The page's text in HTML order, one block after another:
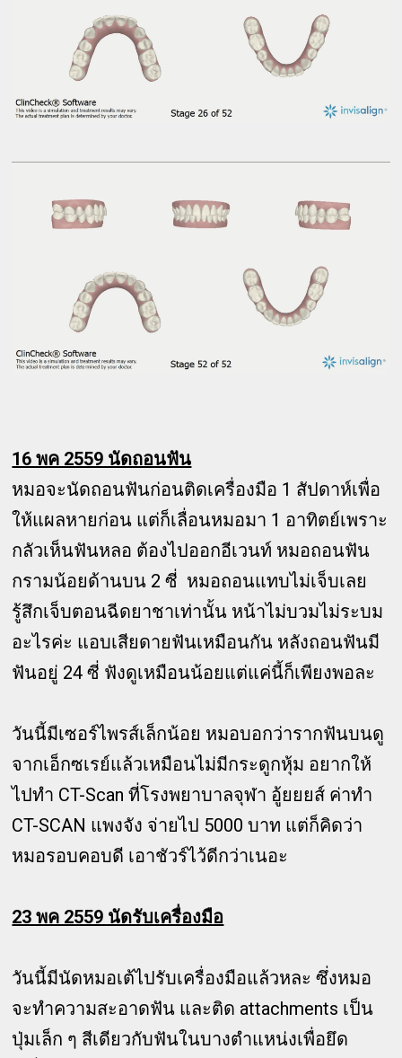
16 พค 2559 นัดถอนฟัน
หมอจะนัดถอนฟันก่อนติดเครื่องมือ 1 สัปดาห์เพื่อ
ให้แผลหายก่อน แต่ก็เลื่อนหมอมา 1 อาทิตย์เพราะ
กลัวเห็นฟันหลอ ต้องไปออกอีเวนท์ หมอถอนฟัน
กรามน้อยด้านบน 2 ซี่ หมอถอนแทบไม่เจ็บเลย
รู้สึกเจ็บตอนฉีดยาชาเท่านั้น หน้าไม่บวมไม่ระบม
อะไรค่ะ แอบเสียดายฟันเหมือนกัน หลังถอนฟันมี
ฟันอยู่ 24 ซี่ ฟังดูเหมือนน้อยแต่แค่นี้ก็เพียงพอละ
วันนี้มีเซอร์ไพรส์เล็กน้อย หมอบอกว่ารากฟันบนดู
จากเอ็กซเรย์แล้วเหมือนไม่มีกระดูกหุ้ม อยากให้
ไปทำ CT-Scan ที่โรงพยาบาลจุฬา อู้ยยยส์ ค่าทำ
CT-SCAN แพงจัง จ่ายไป 5000 บาท แต่ก็คิดว่า
หมอรอบคอบดี เอาชัวร์ไว้ดีกว่าเนอะ
23 พค 2559 นัดรับเครื่องมือ
วันนี้มีนัดหมอเต้ไปรับเครื่องมือแล้วหละ ซึ่งหมอ
จะทำความสะอาดฟัน และติด attachments เป็น
ปุ่มเล็ก ๆ สีเดียวกับฟันในบางตำแหน่งเพื่อยึด